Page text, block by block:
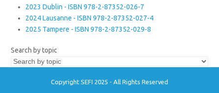
2023 Dublin - ISBN 978-2-87352-026-7
2024 Lausanne - ISBN 978-2-87352-027-4
2025 Tampere - ISBN 978-2-87352-029-8
Search by topic
Copyright SEFI 2025 - All Rights Reserved